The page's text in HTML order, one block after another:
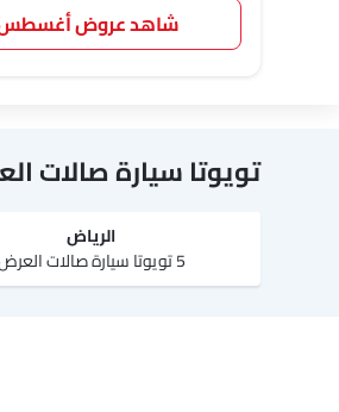
شاهد عروض
تويوتا سيارة صالات
الرياض‎
5 تويوتا سيارة صالات العرض